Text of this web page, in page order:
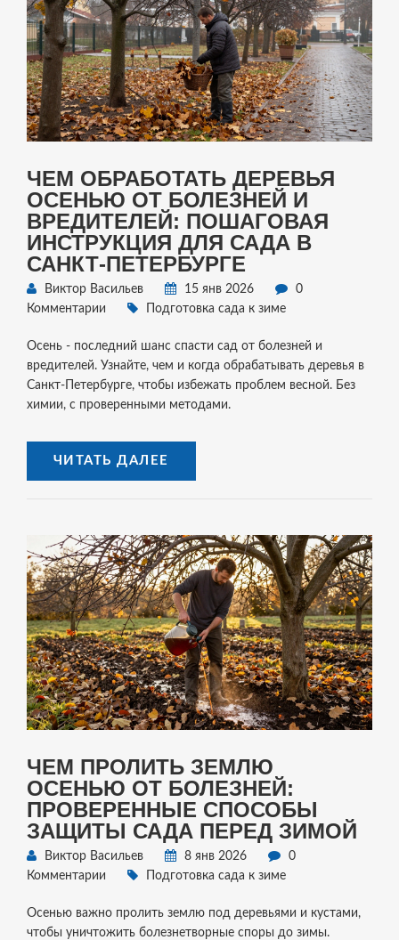
ЧЕМ ОБРАБОТАТЬ ДЕРЕВЬЯ
ОСЕНЬЮ ОТ БОЛЕЗНЕЙ И
ВРЕДИТЕЛЕЙ: ПОШАГОВАЯ
ИНСТРУКЦИЯ ДЛЯ САДА В
САНКТ-ПЕТЕРБУРГЕ
Виктор Васильев 15 янв 2026
0
Комментарии
Подготовка сада к зиме
Осень - последний шанс спасти сад от болезней и
вредителей. Узнайте, чем и когда обрабатывать деревья в
Санкт-Петербурге, чтобы избежать проблем весной. Без
химии, с проверенными методами.
ЧИТАТЬ ДАЛЕЕ
ЧЕМ ПРОЛИТЬ ЗЕМЛЮ
ОСЕНЬЮ ОТ БОЛЕЗНЕЙ:
ПРОВЕРЕННЫЕ СПОСОБЫ
ЗАЩИТЫ САДА ПЕРЕД ЗИМОЙ
Виктор Васильев 8 янв 2026
0
Комментарии
Подготовка сада к зиме
Осенью важно пролить землю под деревьями и кустами,
чтобы уничтожить болезнетворные споры до зимы.